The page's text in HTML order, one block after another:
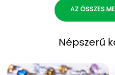
AZ ÖSSZES
Népszerű